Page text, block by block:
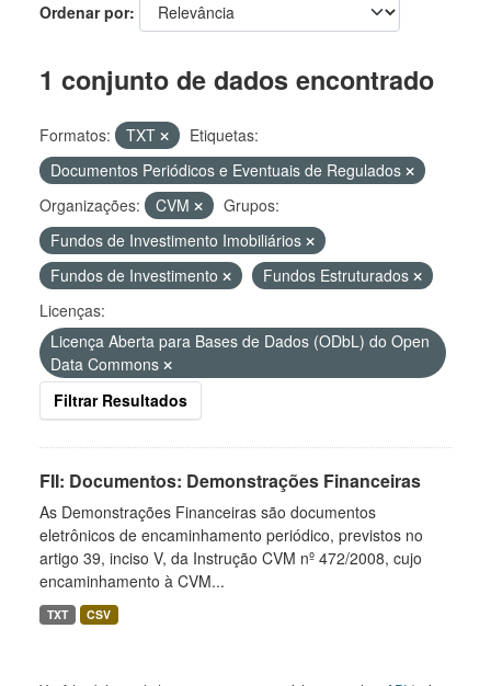
Ordenar por
1 conjunto de dados encontrado
Formatos: TXT
Etiquetas:
Documentos Periódicos e Eventuais de Regulados
Organizações:
CVM
Grupos:
Fundos de Investimento Imobiliários
Fundos de Investimento
Fundos Estruturados
Licenças:
Licença Aberta para Bases de Dados (ODbL) do Open
Data Commons
Filtrar Resultados
FII: Documentos: Demonstrações Financeiras
As Demonstrações Financeiras são documentos
eletrônicos de encaminhamento periódico, previstos no
artigo 39, inciso V, da Instrução CVM nº 472/2008, cujo
encaminhamento à CVM...
TXT CSV